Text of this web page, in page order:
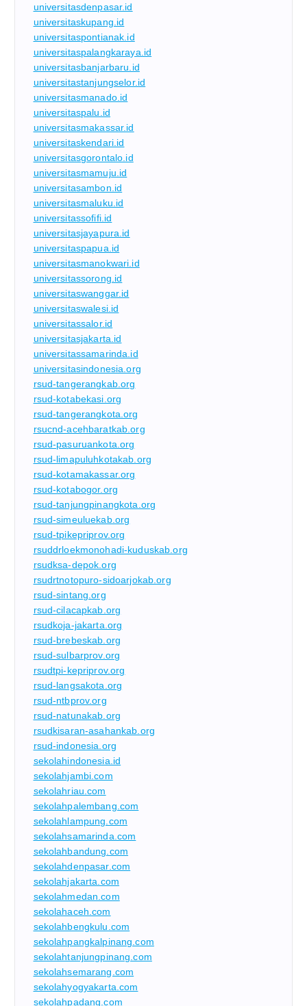
universitasdenpasar.id
universitaskupang.id
universitaspontianak.id
universitaspalangkaraya.id
universitasbanjarbaru.id
universitastanjungselor.id
universitasmanado.id
universitaspalu.id
universitasmakassar.id
universitaskendari.id
universitasgorontalo.id
universitasmamuju.id
universitasambon.id
universitasmaluku.id
universitassofifi.id
universitasjayapura.id
universitaspapua.id
universitasmanokwari.id
universitassorong.id
universitaswanggar.id
universitaswalesi.id
universitassalor.id
universitasjakarta.id
universitassamarinda.id
universitasindonesia.org
rsud-tangerangkab.org
rsud-kotabekasi.org
rsud-tangerangkota.org
rsucnd-acehbaratkab.org
rsud-pasuruankota.org
rsud-limapuluhkotakab.org
rsud-kotamakassar.org
rsud-kotabogor.org
rsud-tanjungpinangkota.org
rsud-simeuluekab.org
rsud-tpikepriprov.org
rsuddrloekmonohadi-kuduskab.org
rsudksa-depok.org
rsudrtnotopuro-sidoarjokab.org
rsud-sintang.org
rsud-cilacapkab.org
rsudkoja-jakarta.org
rsud-brebeskab.org
rsud-sulbarprov.org
rsudtpi-kepriprov.org
rsud-langsakota.org
rsud-ntbprov.org
rsud-natunakab.org
rsudkisaran-asahankab.org
rsud-indonesia.org
sekolahindonesia.id
sekolahjambi.com
sekolahriau.com
sekolahpalembang.com
sekolahlampung.com
sekolahsamarinda.com
sekolahbandung.com
sekolahdenpasar.com
sekolahjakarta.com
sekolahmedan.com
sekolahaceh.com
sekolahbengkulu.com
sekolahpangkalpinang.com
sekolahtanjungpinang.com
sekolahsemarang.com
sekolahyogyakarta.com
sekolahpadang.com